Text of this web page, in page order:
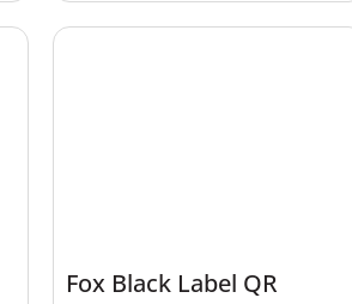
Fox Black Label QR